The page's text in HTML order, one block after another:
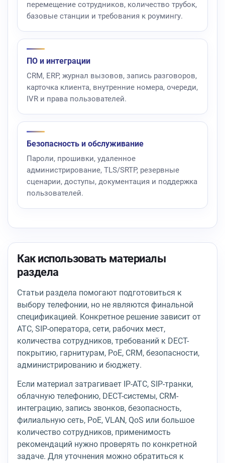
перемещение сотрудников, количество трубок,
базовые станции и требования к роумингу.
ПО и интеграции
CRM, ERP, журнал вызовов, запись разговоров,
карточка клиента, внутренние номера, очереди,
IVR и права пользователей.
Безопасность и обслуживание
Пароли, прошивки, удаленное
администрирование, TLS/SRTP, резервные
сценарии, доступы, документация и поддержка
пользователей.
Как использовать материалы
раздела
Статьи раздела помогают подготовиться к
выбору телефонии, но не являются финальной
спецификацией. Конкретное решение зависит от
АТС, SIP-оператора, сети, рабочих мест,
количества сотрудников, требований к DECT-
покрытию, гарнитурам, PoE, CRM, безопасности,
администрированию и бюджету.
Если материал затрагивает IP-АТС, SIP-транки,
облачную телефонию, DECT-системы, CRM-
интеграцию, запись звонков, безопасность,
филиальную сеть, PoE, VLAN, QoS или большое
количество сотрудников, применимость
рекомендаций нужно проверять по конкретной
задаче. Для уточнения можно обратиться к